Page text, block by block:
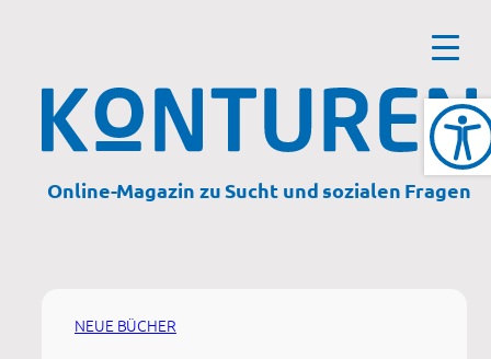
Online-Magazin zu Sucht und sozialen Fragen
NEUE BÜCHER